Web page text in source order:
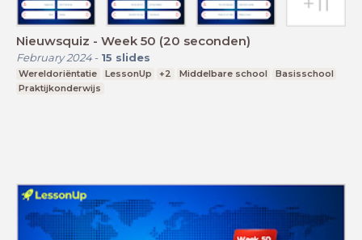
Nieuwsquiz - Week 50 (20 seconden)
February 2024- 15 slides
Wereldoriëntatie LessonUp +2 Middelbare school
Basisschool
Praktijkonderwijs